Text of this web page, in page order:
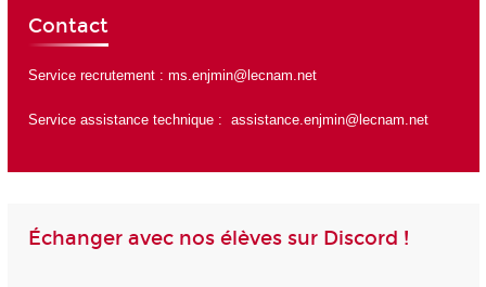
Contact
Service recrutement : ms.enjmin@lecnam.net
Service assistance technique : assistance.enjmin@lecnam.net
Échanger avec nos élèves sur Discord !